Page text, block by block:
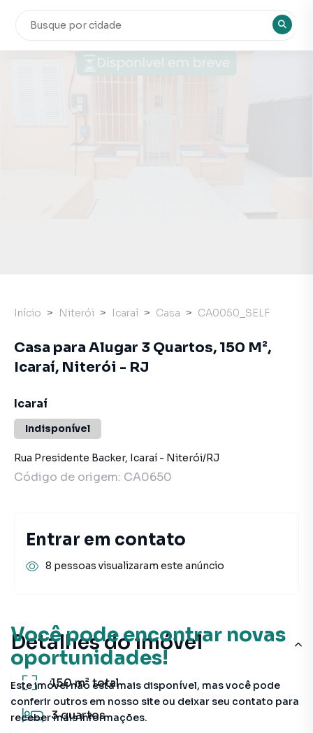
Você pode encontrar novas
oportunidades!
Este imóvel não está mais disponível, mas você pode
conferir outros em nosso site ou deixar seu contato para
receber mais informações.
Detalhes do imóvel
150 m²total
3quartos
Início Niterói Icaraí Casa CA0050_SELF
Casa para Alugar 3 Quartos, 150 M²,
Icaraí, Niterói - RJ
Icaraí
Indisponível
Rua Presidente Backer, Icaraí - Niterói/RJ
Código de origem: CA0650
Entrar em contato
8 pessoas visualizaram este anúncio